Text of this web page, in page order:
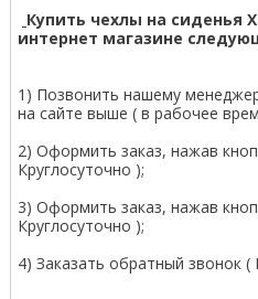
Купить чехлы на сиденья
интернет магазине
1) Позвонить нашему
на сайте выше ( в рабочее
2) Оформить заказ, нажав
Круглосуточно );
3) Оформить заказ, нажав
Круглосуточно );
4) Заказать обратный звонок